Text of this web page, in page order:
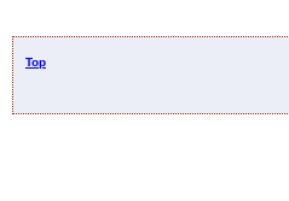
Top